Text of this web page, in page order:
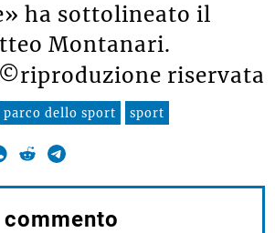
ha sottolineato il
Montanari.
©riproduzione riservata
parco dello sport sport